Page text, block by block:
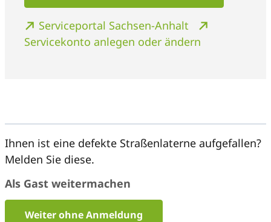
Serviceportal Sachsen-Anhalt
Servicekonto anlegen oder ändern
Ihnen ist eine defekte Straßenlaterne aufgefallen?
Melden Sie diese.
Als Gast weitermachen
Weiter ohne Anmeldung